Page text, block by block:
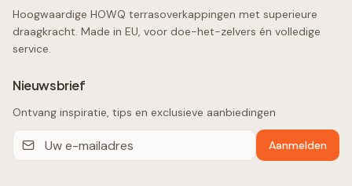
Hoogwaardige HOWQ terrasoverkappingen met superieure
draagkracht. Made in EU, voor doe-het-zelvers én volledige
service.
Nieuwsbrief
Ontvang inspiratie, tips en exclusieve aanbiedingen
Aanmelden